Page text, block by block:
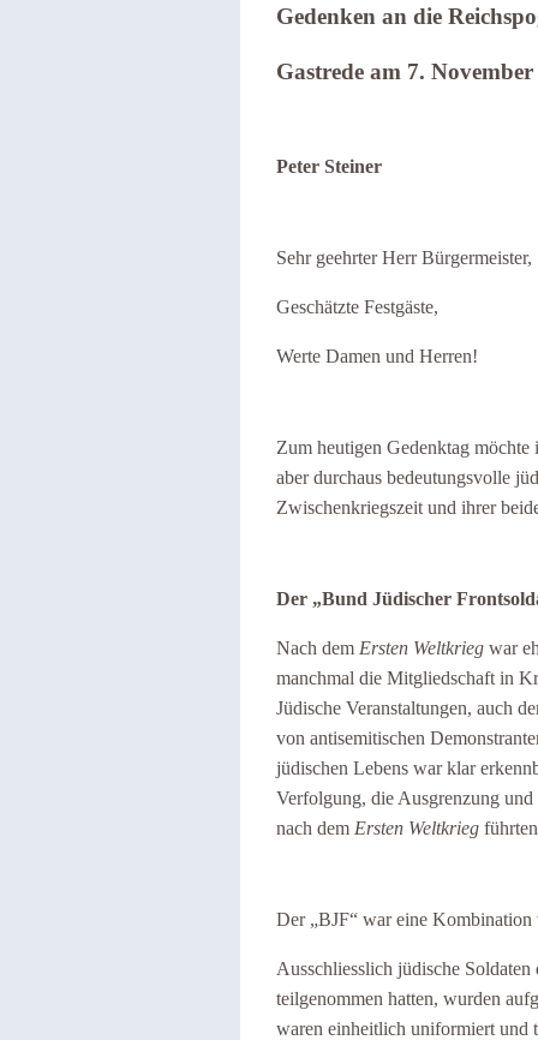
Gedenken an die
Gastrede am 7.
Peter Steiner
Sehr geehrter Herr Bürgermeister,
Geschätzte Festgäste,
Werte Damen und Herren!
Zum heutigen Gedenktag möchte
aber durchaus bedeutungsvolle
Zwischenkriegszeit und ihrer
Der „Bund Jüdischer
Nach dem Ersten Weltkrieg war
manchmal die Mitgliedschaft in
Jüdische Veranstaltungen, auch
von antisemitischen
jüdischen Lebens war klar
Verfolgung, die Ausgrenzung
nach dem Ersten Weltkrieg
Der „BJF“ war eine Kombination
Ausschliesslich jüdische
teilgenommen hatten, wurden
waren einheitlich uniformiert und